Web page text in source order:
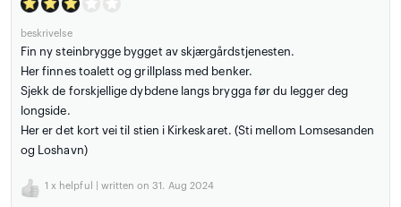
beskrivelse
Fin ny steinbrygge bygget av skjærgårdstjenesten.
Her finnes toalett og grillplass med benker.
Sjekk de forskjellige dybdene langs brygga før du legger deg
longside.
Her er det kort vei til stien i Kirkeskaret. (Sti mellom Lomsesanden
og Loshavn)
1 x helpful | written on 31. Aug 2024